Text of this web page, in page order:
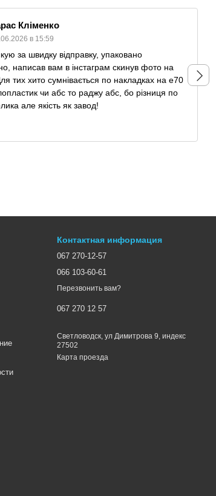
Кліменко
в 15:59
за швидку відправку, упаковано
написав вам в інстаграм скинув фото на
тих хито сумнівається по накладках на е70
чи абс то раджу абс, бо різниця по
але якість як завод!
Контактная информация
067 270-12-57
066 103-60-61
Перезвонить вам?
067 270 12 57
Светловодск, ул Димитрова 9, индекс
27502
Карта проезда